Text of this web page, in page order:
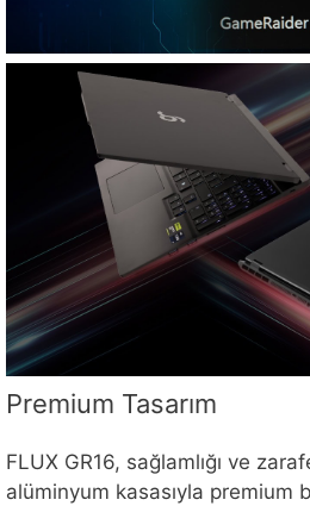
Premium Tasarım
FLUX GR16, sağlamlığı ve
alüminyum kasasıyla premium